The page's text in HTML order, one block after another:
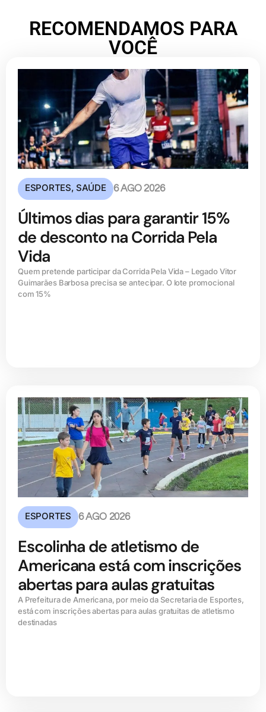
RECOMENDAMOS PARA
VOCÊ
ESPORTES,SAÚDE 6 AGO 2026
Últimos dias para garantir 15%
de desconto na Corrida Pela
Vida
Quem pretende participar da Corrida Pela Vida – Legado Vitor
Guimarães Barbosa precisa se antecipar. O lote promocional
com 15%
ESPORTES 6 AGO 2026
Escolinha de atletismo de
Americana está com inscrições
abertas para aulas gratuitas
A Prefeitura de Americana, por meio da Secretaria de Esportes,
está com inscrições abertas para aulas gratuitas de atletismo
destinadas